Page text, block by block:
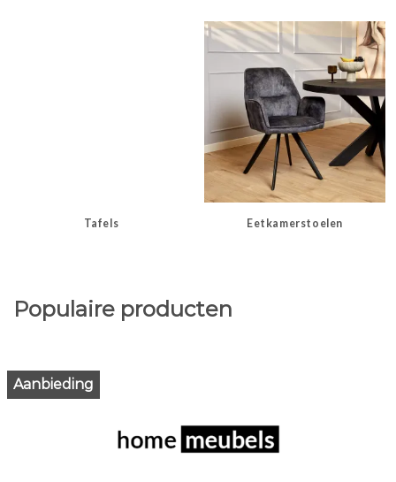
Tafels Eetkamerstoelen
Populaire producten
Aanbieding